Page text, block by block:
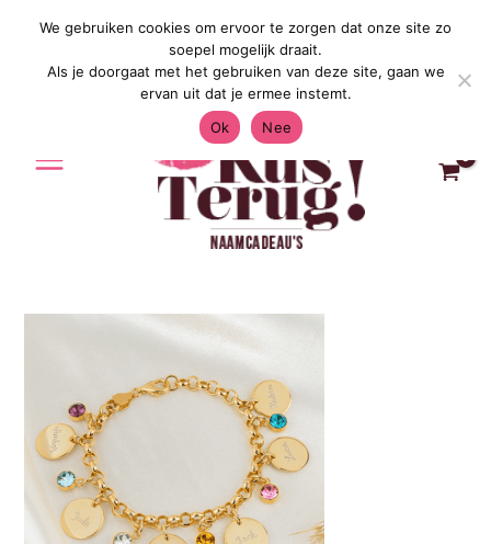
Gratis Verzending in Nederland &
We gebruiken cookies om ervoor te zorgen dat onze site zo
soepel mogelijk draait.
Als je doorgaat met het gebruiken van deze site, gaan we
ervan uit dat je ermee instemt.
Ok
Nee